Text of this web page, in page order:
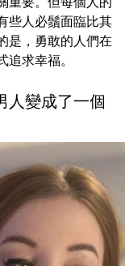
些人必鬚面臨比其
是，勇敢的人們在
求幸福。
人變成了一個